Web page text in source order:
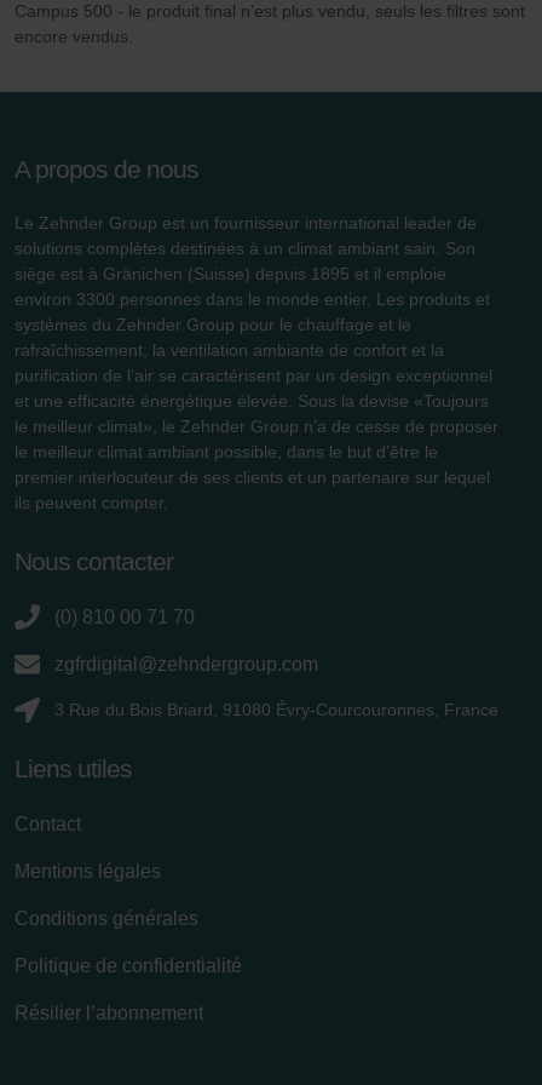
Zehnder Group France: Protection des données
Zehnder Group Nederland bv: Privacyverklaringen
Zehnder Group Schweiz AG: Datenschutz
Zehnder Polska Sp. z o.o.: Oświadczenie o ochronie
danych Zehnder
Zehnder Group UK Limited: Privacy Policy
Campus 500 - le produit final n'est plus vendu, seuls les filtres sont
encore vendus.
A propos de nous
Le Zehnder Group est un fournisseur international leader de
solutions complètes destinées à un climat ambiant sain. Son
siège est à Gränichen (Suisse) depuis 1895 et il emploie
environ 3300 personnes dans le monde entier. Les produits et
systèmes du Zehnder Group pour le chauffage et le
rafraîchissement, la ventilation ambiante de confort et la
purification de l’air se caractérisent par un design exceptionnel
et une efficacité énergétique élevée. Sous la devise «Toujours
le meilleur climat», le Zehnder Group n’a de cesse de proposer
le meilleur climat ambiant possible, dans le but d’être le
premier interlocuteur de ses clients et un partenaire sur lequel
ils peuvent compter.
Nous contacter
(0) 810 00 71 70
zgfrdigital@zehndergroup.com
3 Rue du Bois Briard, 91080 Évry-Courcouronnes, France
Liens utiles
Contact
Mentions légales
Conditions générales
Politique de confidentialité
Résilier l’abonnement